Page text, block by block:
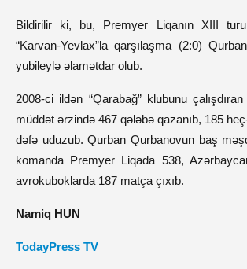
Bildirilir ki, bu, Premyer Liqanın XIII
“Karvan-Yevlax”la qarşılaşma (2:0)
yubileylə əlamətdar olub.
2008-ci ildən “Qarabağ” klubunu
müddət ərzində 467 qələbə qazanıb, 185
dəfə uduzub. Qurban Qurbanovun baş
komanda Premyer Liqada 538,
avrokuboklarda 187 matça çıxıb.
Namiq HUN
TodayPress TV